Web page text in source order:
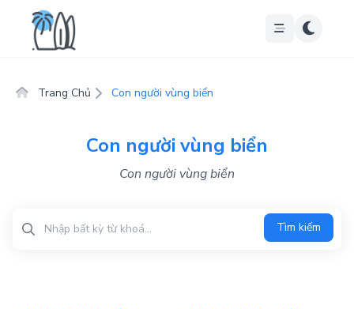
Trang Chủ Con người vùng biển
Con người vùng biển
Con người vùng biển
Tìm kiếm